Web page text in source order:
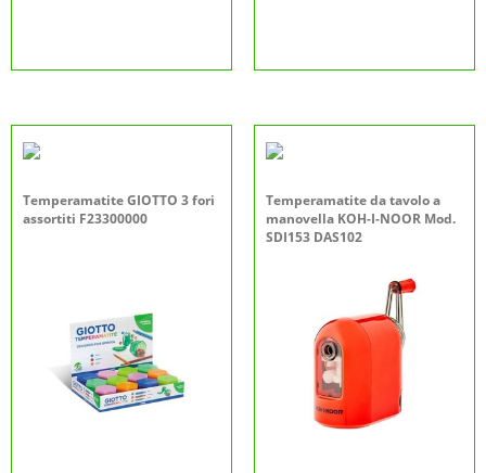
Temperamatite GIOTTO 3 fori
assortiti F23300000
Temperamatite da tavolo a
manovella KOH-I-NOOR Mod.
SDI153 DAS102